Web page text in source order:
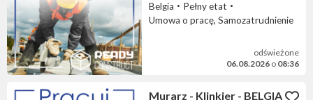
BELGIA
Belgia
Pełny etat
Umowa o pracę, Samozatrudnienie
odświeżone
06.08.2026 o 08:36
Murarz - Klinkier - BELGIA